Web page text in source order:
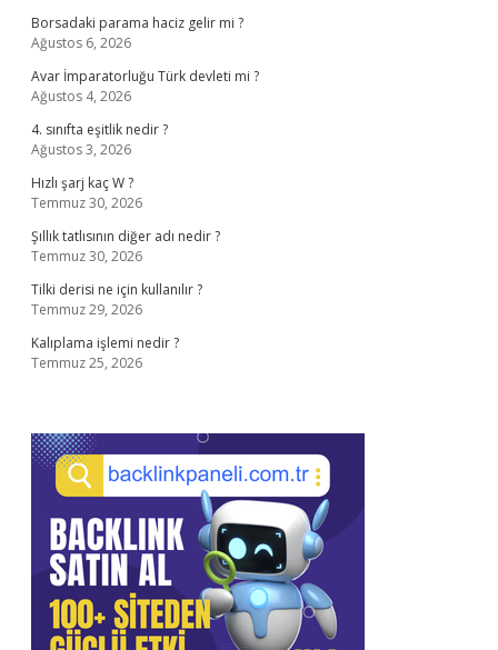
Borsadaki parama haciz gelir mi ?
Ağustos 6, 2026
Avar İmparatorluğu Türk devleti mi ?
Ağustos 4, 2026
4. sınıfta eşitlik nedir ?
Ağustos 3, 2026
Hızlı şarj kaç W ?
Temmuz 30, 2026
Şıllık tatlısının diğer adı nedir ?
Temmuz 30, 2026
Tilki derisi ne için kullanılır ?
Temmuz 29, 2026
Kalıplama işlemi nedir ?
Temmuz 25, 2026